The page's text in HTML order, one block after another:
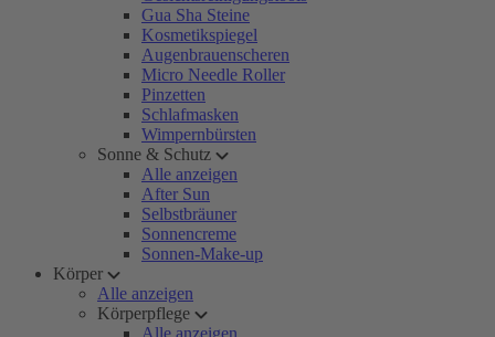
Gua Sha Steine
Kosmetikspiegel
Augenbrauenscheren
Micro Needle Roller
Pinzetten
Schlafmasken
Wimpernbürsten
Sonne & Schutz
Alle anzeigen
After Sun
Selbstbräuner
Sonnencreme
Sonnen-Make-up
Körper
Alle anzeigen
Körperpflege
Alle anzeigen